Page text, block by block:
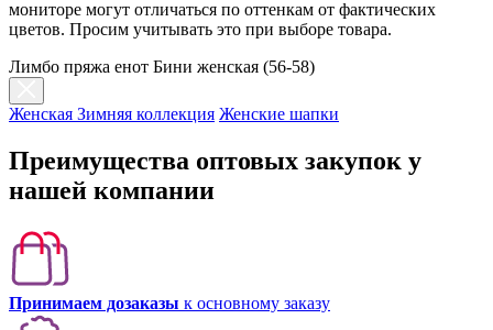
мониторе могут отличаться по оттенкам от фактических
цветов. Просим учитывать это при выборе товара.
Лимбо пряжа енот Бини женская (56-58)
Женская Зимняя коллекция Женские шапки
Преимущества оптовых закупок у
нашей компании
Принимаем дозаказы к основному заказу